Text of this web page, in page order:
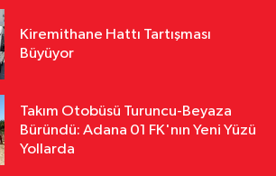
18:12Bakan Şimşek, Gercüş'te
Yurttan
18:12Sivas'ta Buğday Tarlasında
Kiremithane Hattı Tartışması
Büyüyor
Takım Otobüsü Turuncu-Beyaza
Büründü: Adana 01 FK'nın Yeni Yüzü
Yollarda